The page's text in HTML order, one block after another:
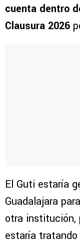
cuenta dentro
Clausura 2026
El Guti estaría
Guadalajara
otra institución,
estaría